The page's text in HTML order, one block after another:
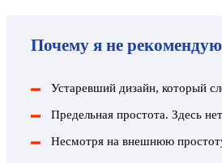
Почему я не
Устаревший дизайн, который
Предельная простота. Здесь
Несмотря на внешнюю